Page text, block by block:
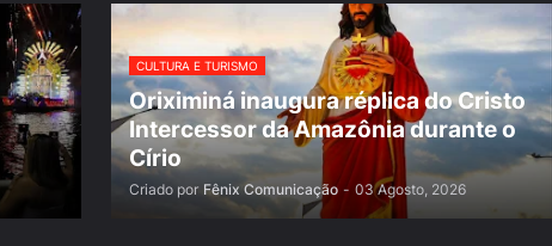
CULTURA E TURISMO
Oriximiná inaugura réplica do Cristo
Intercessor da Amazônia durante o
Círio
Criado por Fênix Comunicação - 03 Agosto, 2026